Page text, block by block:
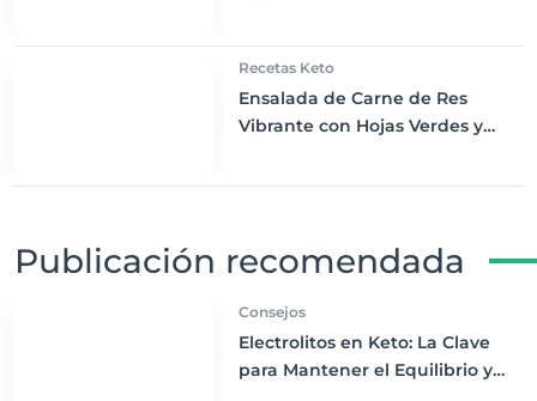
Recetas Keto
Ensalada de Carne de Res
Vibrante con Hojas Verdes y
Publicación recomendada
Consejos
Electrolitos en Keto: La Clave
para Mantener el Equilibrio y